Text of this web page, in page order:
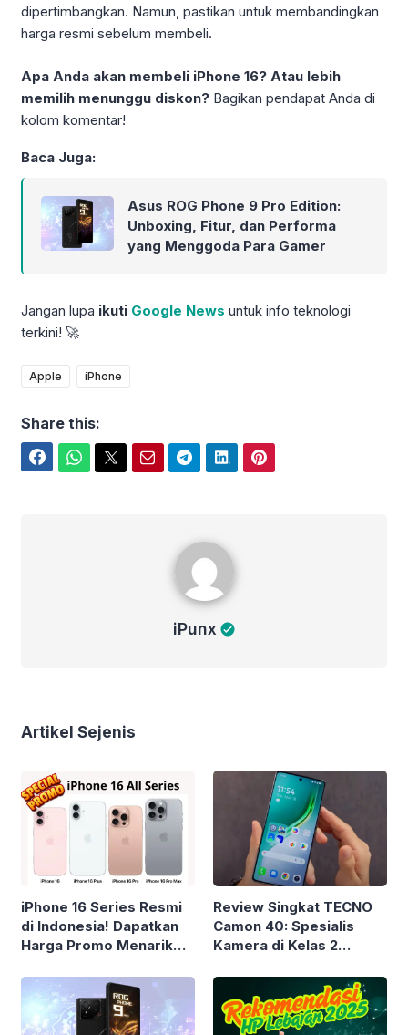
dipertimbangkan. Namun, pastikan untuk membandingkan
harga resmi sebelum membeli.
Apa Anda akan membeli iPhone 16? Atau lebih
memilih menunggu diskon? Bagikan pendapat Anda di
kolom komentar!
Baca Juga:
Asus ROG Phone 9 Pro Edition:
Unboxing, Fitur, dan Performa
yang Menggoda Para Gamer
Jangan lupa ikuti Google News untuk info teknologi
terkini! 🚀
Apple iPhone
Share this:
iPunx
Artikel Sejenis
iPhone 16 Series Resmi
di Indonesia! Dapatkan
Harga Promo Menarik
Review Singkat TECNO
Camon 40: Spesialis
Kamera di Kelas 2